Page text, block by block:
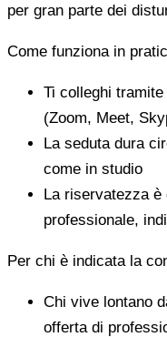
per gran parte dei
Come funziona in
Ti colleghi
(Zoom, Meet,
La seduta dura
come in studio
La riservatezza è
professionale,
Per chi è indicata la
Chi vive lontano
offerta di